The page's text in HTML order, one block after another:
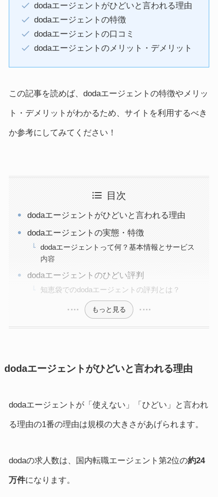
dodaエージェントがひどいと言われる理由
dodaエージェントの特徴
dodaエージェントの口コミ
dodaエージェントのメリット・デメリット
この記事を読めば、dodaエージェントの特徴やメリッ
ト・デメリットがわかるため、サイトを利用するべき
か参考にしてみてください！
目次
dodaエージェントがひどいと言われる理由
dodaエージェントの実態・特徴
dodaエージェントって何？基本情報とサービス
内容
dodaエージェントのひどい評判
知恵袋でのdodaエージェントの評判とは？
もっと見る
dodaエージェントがひどいと言われる理由
dodaエージェントが「使えない」「ひどい」と言われ
る理由の1番の理由は規模の大きさがあげられます。
dodaの求人数は、国内転職エージェント第2位の約24
万件になります。